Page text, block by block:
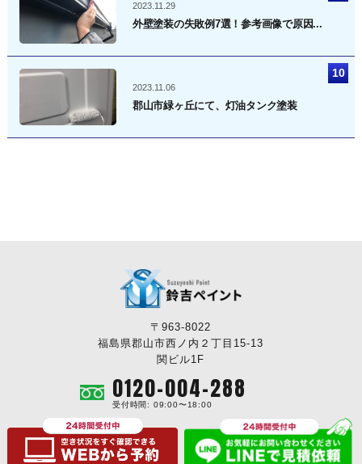
2023.11.29
外壁塗装の失敗例7選！参考画像で原因...
2023.11.06
郡山市緑ヶ丘にて、灯油タンク塗装
〒963-8022
福島県郡山市西ノ内２丁目15-13
関ビル1F
0120-004-288
受付時間: 09:00〜18:00